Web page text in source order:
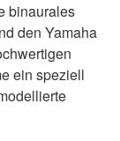
binaurales
den Yamaha
ein speziell